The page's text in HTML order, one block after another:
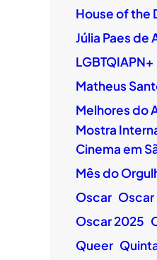
House of the
Júlia Paes de
LGBTQIAPN+
Matheus
Melhores do
Mostra
Cinema em
Mês do
Oscar Oscar
Oscar 2025
Queer